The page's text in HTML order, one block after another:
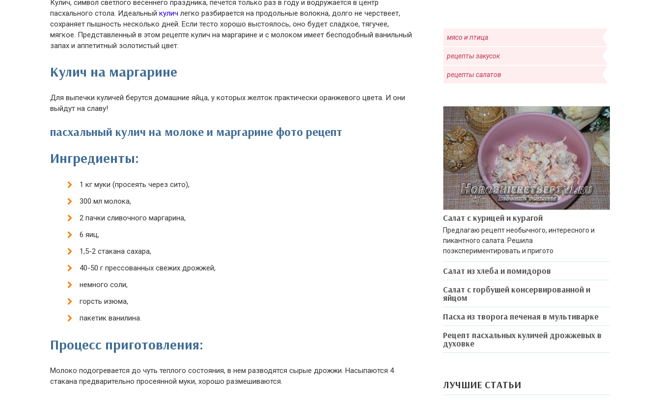
Кулич, символ светлого весеннего праздника, печется только раз в году и водружается в центр
пасхального стола. Идеальный кулич легко разбирается на продольные волокна, долго не черствеет,
сохраняет пышность несколько дней. Если тесто хорошо выстоялось, оно будет сладкое, тягучее,
мягкое. Представленный в этом рецепте кулич на маргарине и с молоком имеет бесподобный ванильный
запах и аппетитный золотистый цвет.
Кулич на маргарине
Для выпечки куличей берутся домашние яйца, у которых желток практически оранжевого цвета. И они
выйдут на славу!
пасхальный кулич на молоке и маргарине фото рецепт
Ингредиенты:
1 кг муки (просеять через сито),
300 мл молока,
2 пачки сливочного маргарина,
6 яиц,
1,5-2 стакана сахара,
40-50 г прессованных свежих дрожжей,
немного соли,
горсть изюма,
пакетик ванилина.
Процесс приготовления:
Молоко подогревается до чуть теплого состояния, в нем разводятся сырые дрожжи. Насыпаются 4
стакана предварительно просеянной муки, хорошо размешиваются.
мясо и птица
рецепты закусок
рецепты салатов
Салат с курицей и курагой
Предлагаю рецепт необычного, интересного и
пикантного салата. Решила
поэкспериментировать и пригото
Салат из хлеба и помидоров
Салат с горбушей консервированной и
яйцом
Пасха из творога печеная в мультиварке
Рецепт пасхальных куличей дрожжевых в
духовке
ЛУЧШИЕ СТАТЬИ